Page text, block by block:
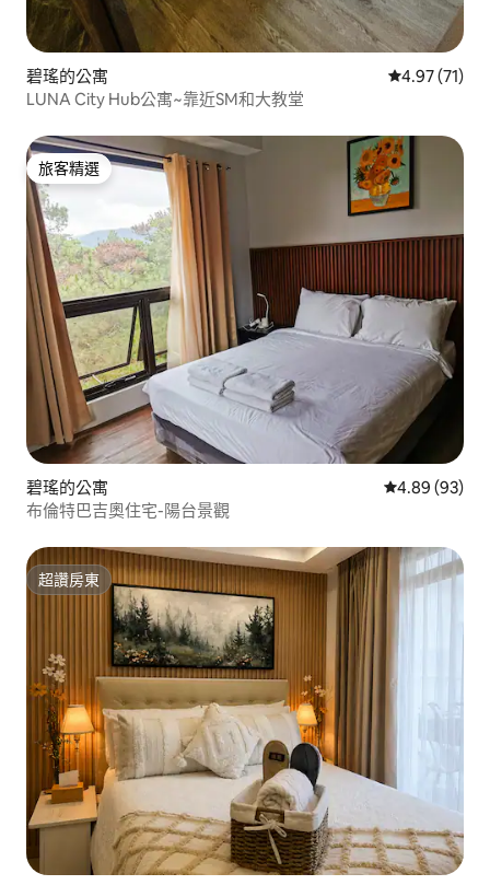
碧瑤的公寓 從 71 則評價
4.97 (71)
LUNA City Hub公寓~靠近SM和大教堂
旅客精選
旅客精選
碧瑤的公寓 從 93 則評價
4.89 (93)
布倫特巴吉奧住宅-陽台景觀
超讚房東
超讚房東